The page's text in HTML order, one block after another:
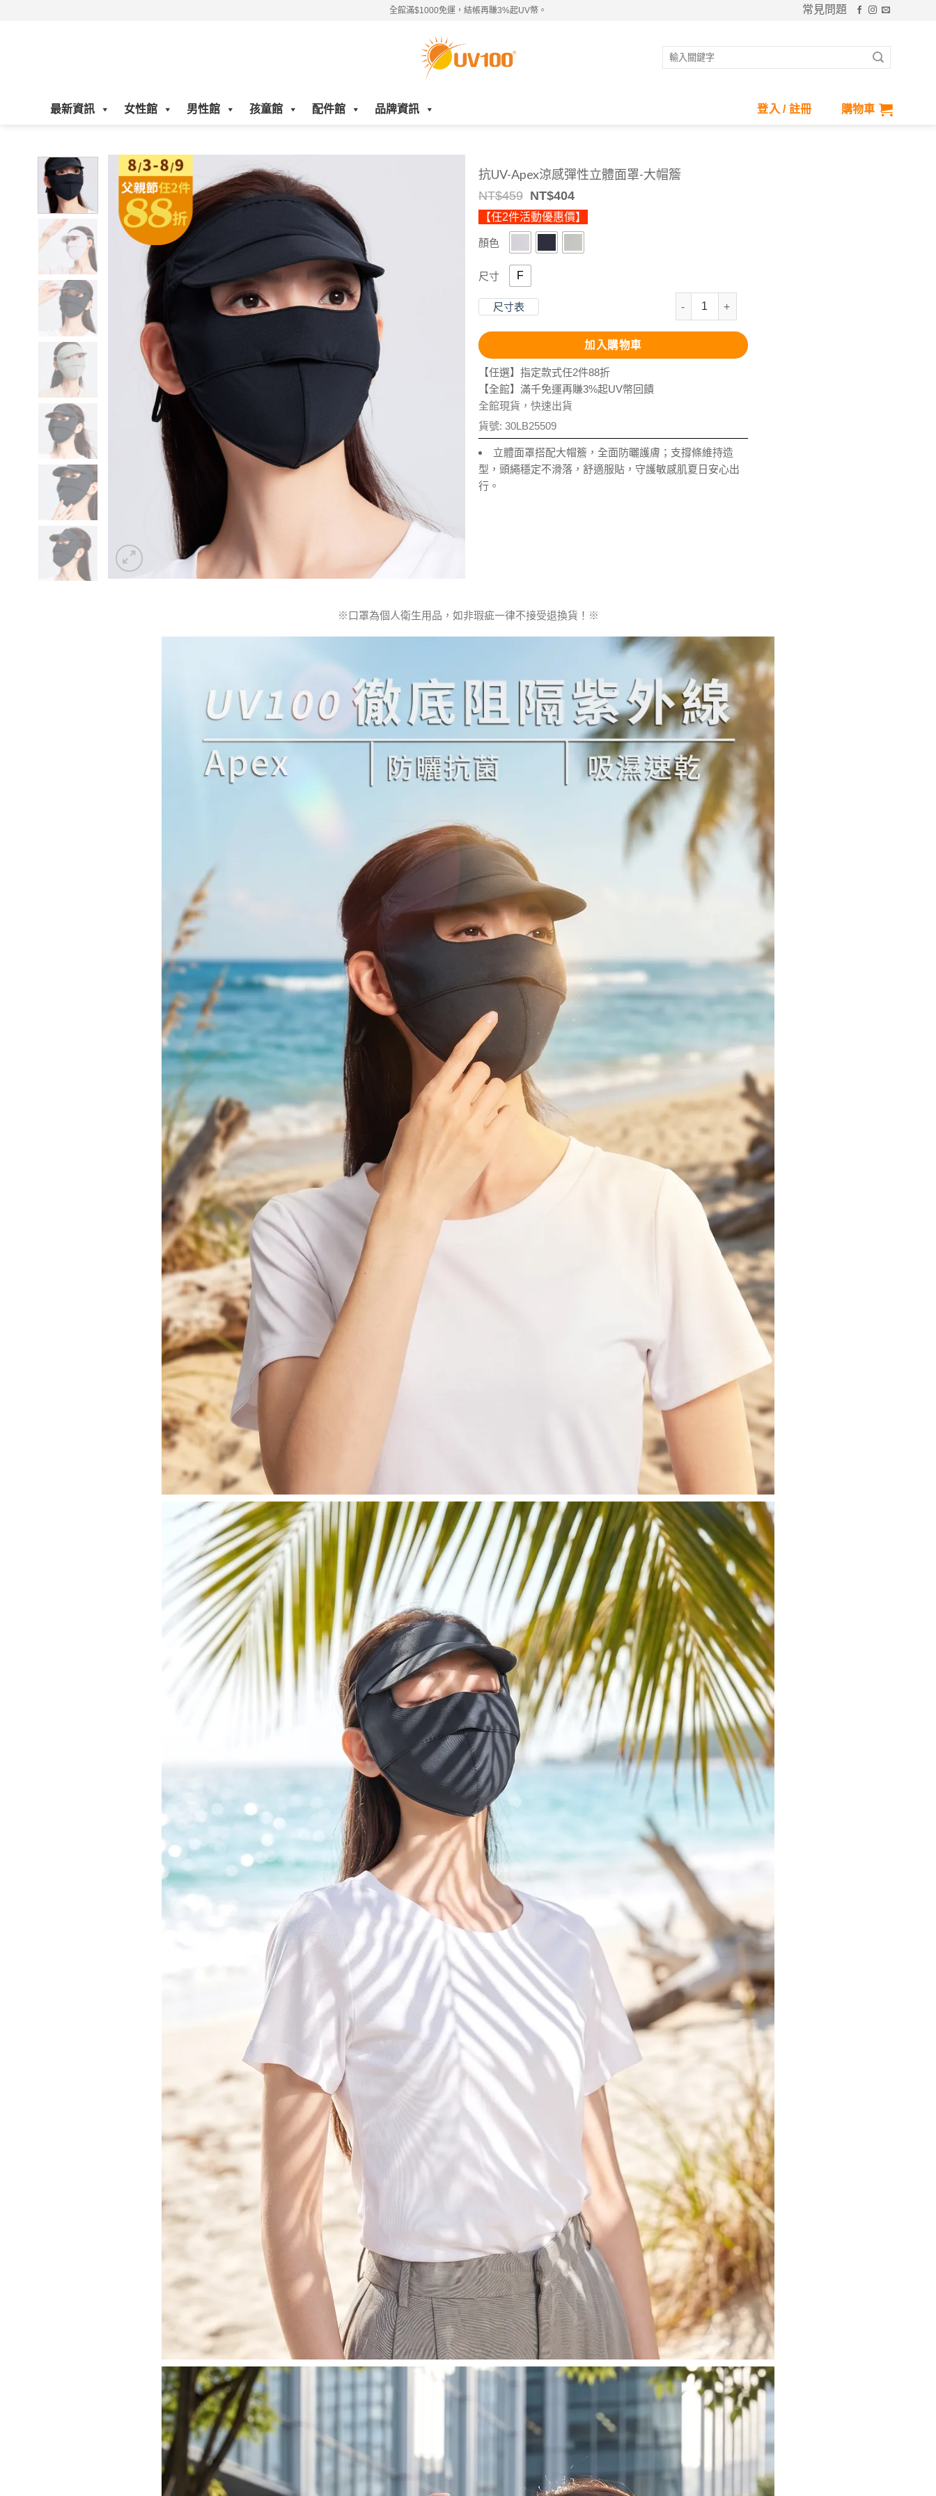
全館滿$1000免運，結帳再賺3%起UV幣。 常見問題
搜
最新資訊 女性館 男性館 孩童館 配件館 品牌資訊 登入 / 註冊 購物車
抗UV-Apex涼感彈性立體面罩-大帽簷
NT$459 Original
price
was:
NT$459.
NT$404Current
price
is:
NT$404.
【任2件活動優惠價】
顏色
尺寸 F
尺寸表
抗UV-Apex涼感彈性立體面罩-大帽簷 數量
加入購物車
【任選】指定款式任2件88折
【全館】滿千免運再賺3%起UV幣回饋
全館現貨，快速出貨
貨號: 30LB25509
立體面罩搭配大帽簷，全面防曬護膚；支撐條維持造
型，頭繩穩定不滑落，舒適服貼，守護敏感肌夏日安心出
行。
※口罩為個人衛生用品，如非瑕疵一律不接受退換貨！※